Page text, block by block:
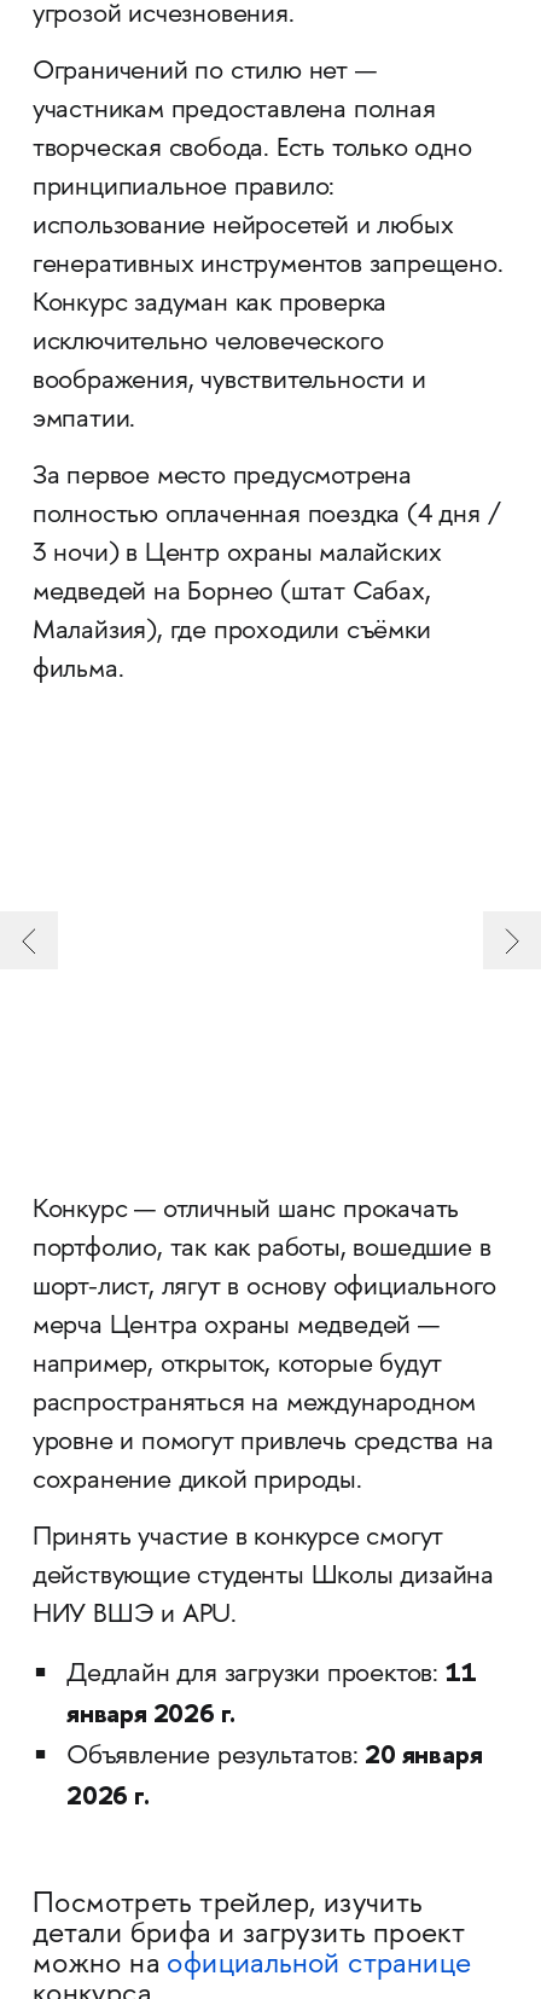
угрозой исчезновения.
Ограничений по стилю нет —
участникам предоставлена полная
творческая свобода. Есть только одно
принципиальное правило:
использование нейросетей и любых
генеративных инструментов запрещено.
Конкурс задуман как проверка
исключительно человеческого
воображения, чувствительности и
эмпатии.
За первое место предусмотрена
полностью оплаченная поездка (4 дня /
3 ночи) в Центр охраны малайских
медведей на Борнео (штат Сабах,
Малайзия), где проходили съёмки
фильма.
Конкурс — отличный шанс прокачать
портфолио, так как работы, вошедшие в
шорт-лист, лягут в основу официального
мерча Центра охраны медведей —
например, открыток, которые будут
распространяться на международном
уровне и помогут привлечь средства на
сохранение дикой природы.
Принять участие в конкурсе смогут
действующие студенты Школы дизайна
НИУ ВШЭ и APU.
Дедлайн для загрузки проектов: 11
января 2026 г.
Объявление результатов: 20 января
2026 г.
Посмотреть трейлер, изучить
детали брифа и загрузить проект
можно на официальной странице